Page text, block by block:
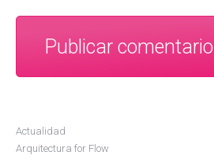
Publicar comentario
Actualidad
Arquitectura for Flow